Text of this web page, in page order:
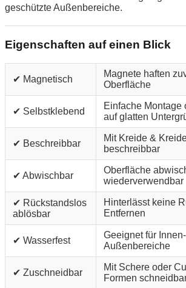
geschützte Außenbereiche.
Eigenschaften auf einen Blick
✔ Magnetisch
Magnete haften
Oberfläche
✔ Selbstklebend
Einfache Montage
auf glatten
✔ Beschreibbar
Mit Kreide &
beschreibbar
✔ Abwischbar
Oberfläche
wiederverwendbar
✔ Rückstandslos
ablösbar
Hinterlässt keine
Entfernen
✔ Wasserfest
Geeignet für
Außenbereiche
✔ Zuschneidbar
Mit Schere oder
Formen